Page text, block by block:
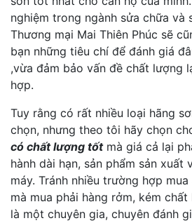
nghiệm trong ngành sửa chữa và
Thương mại Mai Thiên Phúc sẽ
bạn những tiêu chí để đánh giá
,vừa đảm bảo vấn đề chất lượng
hợp.
Tuy rằng có rất nhiều loại hãng
chọn, nhưng theo tôi hãy chọn
có chất lượng tốtmà giá cả lại
hành dài hạn, sản phẩm sản xuất
máy. Tránh nhiều trường hợp mua
mà mua phải hàng rởm, kém
là một chuyên gia, chuyên đánh